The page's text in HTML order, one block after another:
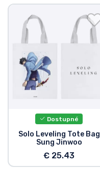
Dostupné
Solo Leveling Tote Bag
Sung Jinwoo
€ 25.43